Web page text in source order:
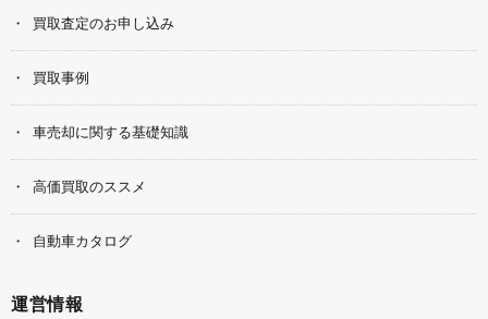
買取査定のお申し込み
買取事例
車売却に関する基礎知識
高価買取のススメ
自動車カタログ
運営情報